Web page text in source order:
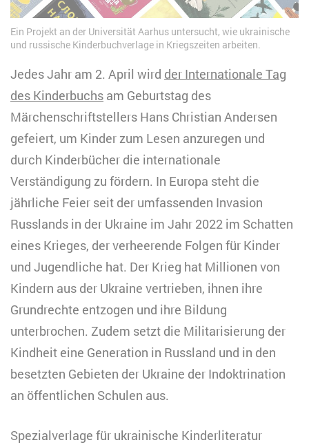
Ein Projekt an der Universität Aarhus untersucht, wie ukrainische
und russische Kinderbuchverlage in Kriegszeiten arbeiten.
Jedes Jahr am 2. April wird der Internationale Tag
des Kinderbuchs am Geburtstag des
Märchenschriftstellers Hans Christian Andersen
gefeiert, um Kinder zum Lesen anzuregen und
durch Kinderbücher die internationale
Verständigung zu fördern. In Europa steht die
jährliche Feier seit der umfassenden Invasion
Russlands in der Ukraine im Jahr 2022 im Schatten
eines Krieges, der verheerende Folgen für Kinder
und Jugendliche hat. Der Krieg hat Millionen von
Kindern aus der Ukraine vertrieben, ihnen ihre
Grundrechte entzogen und ihre Bildung
unterbrochen. Zudem setzt die Militarisierung der
Kindheit eine Generation in Russland und in den
besetzten Gebieten der Ukraine der Indoktrination
an öffentlichen Schulen aus.
Spezialverlage für ukrainische Kinderliteratur